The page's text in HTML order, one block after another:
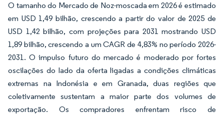
O tamanho do Mercado de Noz-moscada em 2026 é estimado
em USD 1,49 bilhão, crescendo a partir do valor de 2025 de
USD 1,42 bilhão, com projeções para 2031 mostrando USD
1,89 bilhão, crescendo a um CAGR de 4,83% no período 2026-
2031. O impulso futuro do mercado é moderado por fortes
oscilações do lado da oferta ligadas a condições climáticas
extremas na Indonésia e em Granada, duas regiões que
coletivamente sustentam a maior parte dos volumes de
exportação. Os compradores enfrentam risco de